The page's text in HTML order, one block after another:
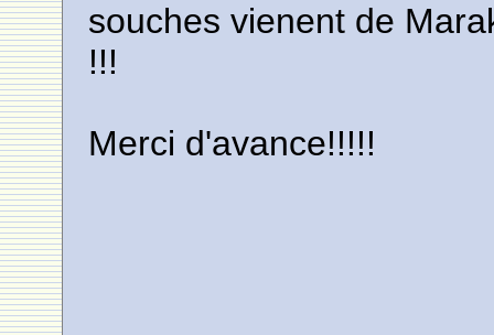
souches vienent de
!!!
Merci d'avance!!!!!